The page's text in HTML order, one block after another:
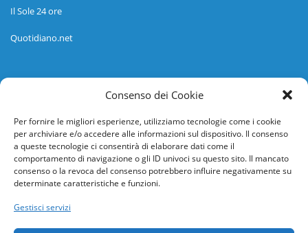
Consenso dei Cookie
Per fornire le migliori esperienze, utilizziamo tecnologie come i cookie
per archiviare e/o accedere alle informazioni sul dispositivo. Il consenso
a queste tecnologie ci consentirà di elaborare dati come il
comportamento di navigazione o gli ID univoci su questo sito. Il mancato
consenso o la revoca del consenso potrebbero influire negativamente su
determinate caratteristiche e funzioni.
Gestisci servizi
Il Sole 24 ore
Quotidiano.net
Informazioni
Help desk
Guida rapida